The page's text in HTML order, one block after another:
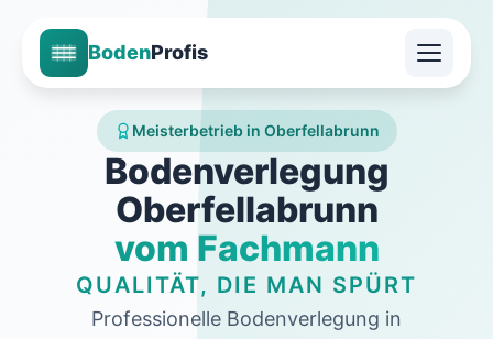
BodenProfis
Meisterbetrieb in Oberfellabrunn
Bodenverlegung
Oberfellabrunn
vom Fachmann
QUALITÄT, DIE MAN SPÜRT
Professionelle Bodenverlegung in